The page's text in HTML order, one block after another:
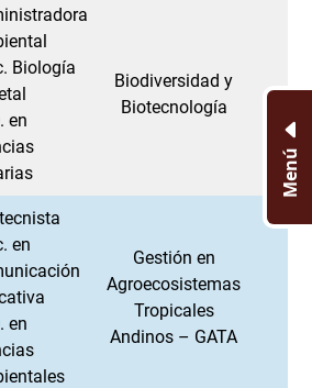
Biología
en
Biodiversidad y
Biotecnología
en
en
Gestión en
Agroecosistemas
Tropicales
Andinos – GATA
Menú